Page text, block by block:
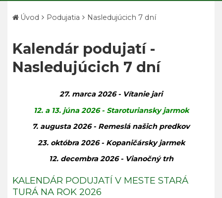
Úvod Podujatia Nasledujúcich 7 dní
Kalendár podujatí -
Nasledujúcich 7 dní
27. marca 2026 - Vítanie jari
12. a 13. júna 2026 - Staroturiansky jarmok
7. augusta 2026 - Remeslá našich predkov
23. októbra 2026 - Kopaničársky jarmek
12. decembra 2026 - Vianočný trh
KALENDÁR PODUJATÍ V MESTE STARÁ
TURÁ NA ROK 2026